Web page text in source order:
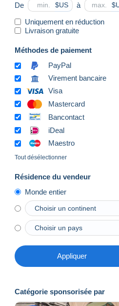
De $US à
Uniquement en réduction
Livraison gratuite
Méthodes de paiement
PayPal
Virement bancaire
Visa
Mastercard
Bancontact
iDeal
Maestro
Tout désélectionner
Résidence du vendeur
Monde entier
Appliquer
Catégorie sponsorisée par